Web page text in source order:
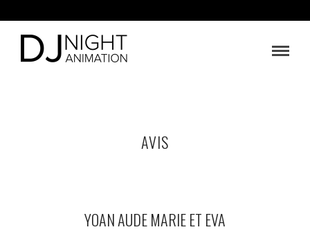
AVIS
YOAN AUDE MARIE ET EVA